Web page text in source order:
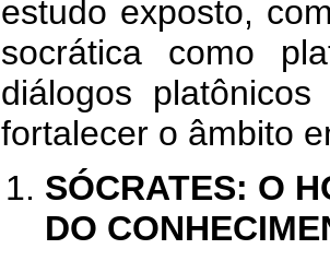
estudo exposto,
socrática como
diálogos
fortalecer o âmbito
SÓCRATES: O
DO